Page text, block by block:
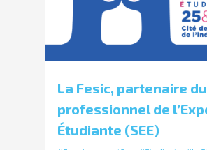
La Fesic, partenaire
professionnel de
Étudiante (SEE)